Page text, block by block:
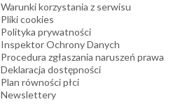
Warunki korzystania z serwisu
Pliki cookies
Polityka prywatności
Inspektor Ochrony Danych
Procedura zgłaszania naruszeń prawa
Deklaracja dostępności
Plan równości płci
Newslettery